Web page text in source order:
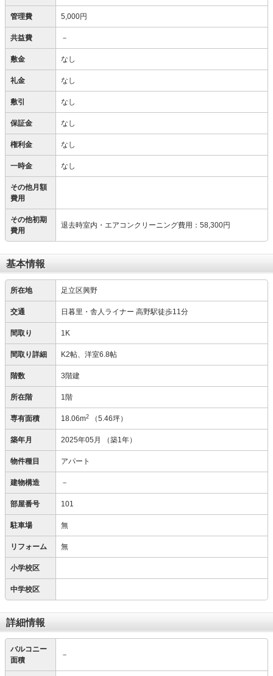
管理費 5,000円
共益費 －
敷金 なし
礼金 なし
敷引 なし
保証金 なし
権利金 なし
一時金 なし
その他月額
費用
その他初期
費用
退去時室内・エアコンクリーニング費用 ： 58,300円
基本情報
所在地 足立区興野
交通 日暮里・舎人ライナー 高野駅徒歩11分
間取り 1K
間取り詳細 K2帖、洋室6.8帖
階数 3階建
所在階 1階
専有面積 18.06m2 （5.46坪）
築年月 2025年05月 （築1年）
物件種目 アパート
建物構造 －
部屋番号 101
駐車場 無
リフォーム 無
小学校区
中学校区
詳細情報
バルコニー
面積
－